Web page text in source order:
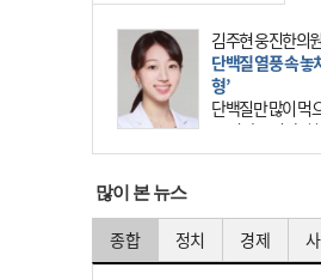
김주현 웅진한의
단백질 열풍 속 놓
형’
단백질만 많이 먹
즘 건강을 이야기
키워드가 단백질
많이 본 뉴스
종합 정치 경제